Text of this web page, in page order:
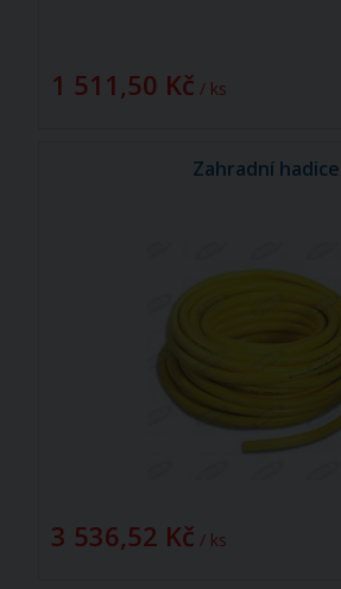
1 511,50 Kč / ks
Zahradní hadice
3 536,52 Kč / ks